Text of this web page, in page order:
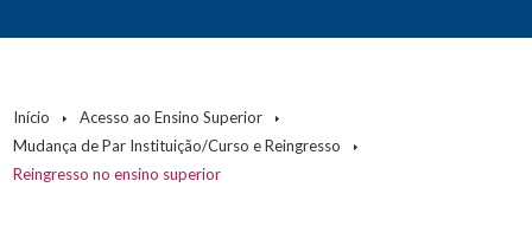
Início
Acesso ao Ensino Superior
Mudança de Par Instituição/Curso e Reingresso
Reingresso no ensino superior